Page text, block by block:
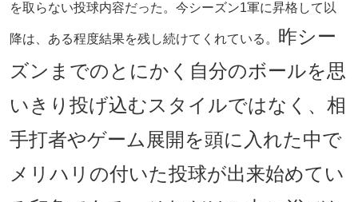
を取らない投球内容だった。今シーズン1軍に昇格して以
降は、ある程度結果を残し続けてくれている。 昨シー
ズンまでのとにかく自分のボールを思
いきり投げ込むスタイルではなく、相
手打者やゲーム展開を頭に入れた中で
メリハリの付いた投球が出来始めてい